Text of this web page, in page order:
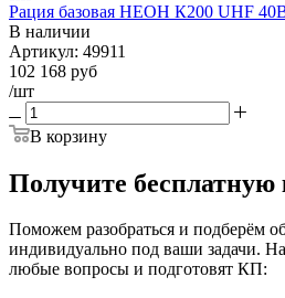
Рация базовая НЕОН К200 UHF
В наличии
Артикул: 49911
102 168 руб
/шт
В корзину
Получите бесплатную
Поможем разобраться и подберём
индивидуально под ваши задачи.
любые вопросы и подготовят КП: